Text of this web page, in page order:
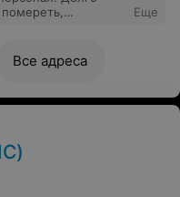
так держать!!!
Еще
Все адреса